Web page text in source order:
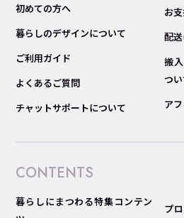
初めての方へ
暮らしのデザインについて
ご利用ガイド
よくあるご質問
チャットサポートについて
お
配
搬
つ
ア
CONTENTS
暮らしにまつわる特集コンテン
プ